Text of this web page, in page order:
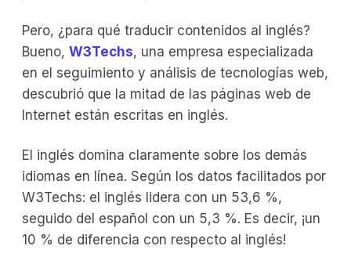
Pero, ¿para qué traducir contenidos al inglés?
Bueno, W3Techs, una empresa especializada
en el seguimiento y análisis de tecnologías web,
descubrió que la mitad de las páginas web de
Internet están escritas en inglés.
El inglés domina claramente sobre los demás
idiomas en línea. Según los datos facilitados por
W3Techs: el inglés lidera con un 53,6 %,
seguido del español con un 5,3 %. Es decir, ¡un
10 % de diferencia con respecto al inglés!